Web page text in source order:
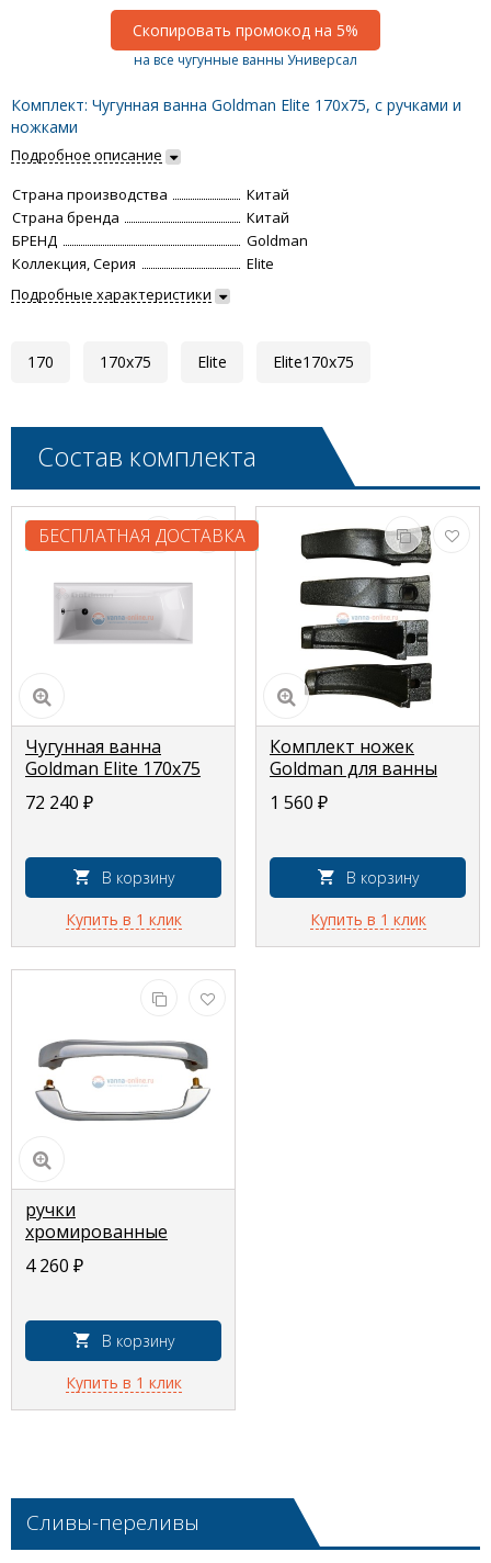
Скопировать промокод на 5%
на все чугунные ванны Универсал
Комплект: Чугунная ванна Goldman Elite 170x75, с ручками и
ножками
Подробное описание
Страна производства
Китай
Страна бренда
Китай
БРЕНД
Goldman
Коллекция, Серия
Elite
Подробные характеристики
170 170x75 Elite Elite170x75
Состав комплекта
БЕСПЛАТНАЯ ДОСТАВКА
Чугунная ванна
Goldman Elite 170x75
72 240 ₽
В корзину
Купить в 1 клик
Комплект ножек
Goldman для ванны
регулируемый
1 560 ₽
В корзину
Купить в 1 клик
ручки
хромированные
Classic/Saga/Maxima
4 260 ₽
В корзину
Купить в 1 клик
Сливы-переливы